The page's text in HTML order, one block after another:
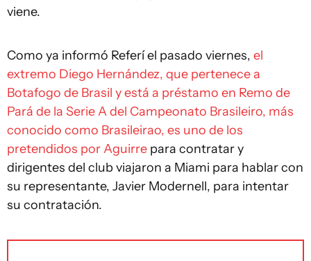
viene.
Como ya informó Referí el pasado viernes, el
extremo Diego Hernández, que pertenece a
Botafogo de Brasil y está a préstamo en Remo de
Pará de la Serie A del Campeonato Brasileiro, más
conocido como Brasileirao, es uno de los
pretendidos por Aguirre para contratar y
dirigentes del club viajaron a Miami para hablar con
su representante, Javier Modernell, para intentar
su contratación.